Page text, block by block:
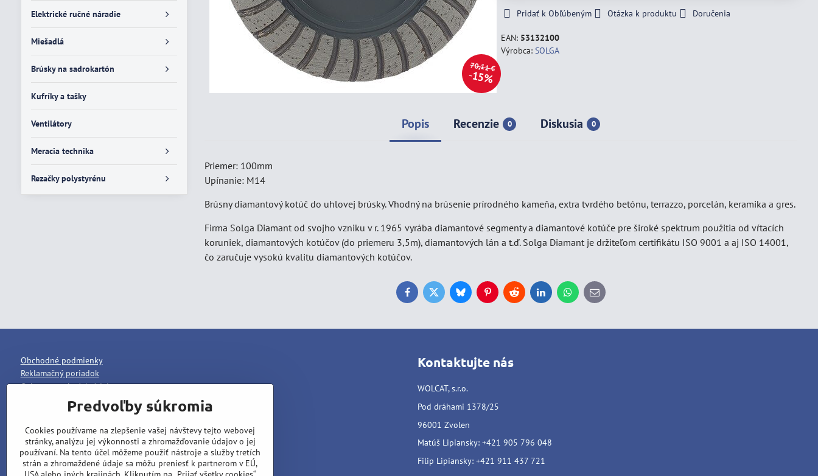
70,11 €
15%
Pridať k Obľúbeným Otázka k produktu Doručenia
EAN: 53132100
Výrobca:SOLGA
Popis Recenzie 0 Diskusia 0
Priemer: 100mm
Upínanie: M14
Brúsny diamantový kotúč do uhlovej brúsky. Vhodný na brúsenie prírodného kameňa, extra tvrdého betónu, terrazzo, porcelán, keramika a gres.
Firma Solga Diamant od svojho vzniku v r. 1965 vyrába diamantové segmenty a diamantové kotúče pre široké spektrum použitia od vŕtacích
koruniek, diamantových kotúčov (do priemeru 3,5m), diamantových lán a t.ď. Solga Diamant je držiteľom certifikátu ISO 9001 a aj ISO 14001,
čo zaručuje vysokú kvalitu diamantových kotúčov.
FacebookTwitterBlueskyPinterestRedditLinkedInWhatsApp
E-
mail
Elektrické ručné náradie
Miešadlá
Brúsky na sadrokartón
Kufríky a tašky
Ventilátory
Meracia technika
Rezačky polystyrénu
Obchodné podmienky
Reklamačný poriadok
Ochrana osobných údajov
Kontaktujte nás
WOLCAT, s.r.o.
Pod dráhami 1378/25
96001 Zvolen
Matúš Lipiansky: +421 905 796 048
Filip Lipiansky: +421 911 437 721
Predvoľby súkromia
Cookies používame na zlepšenie vašej návštevy tejto webovej
stránky, analýzu jej výkonnosti a zhromažďovanie údajov o jej
používaní. Na tento účel môžeme použiť nástroje a služby tretích
strán a zhromaždené údaje sa môžu preniesť k partnerom v EÚ,